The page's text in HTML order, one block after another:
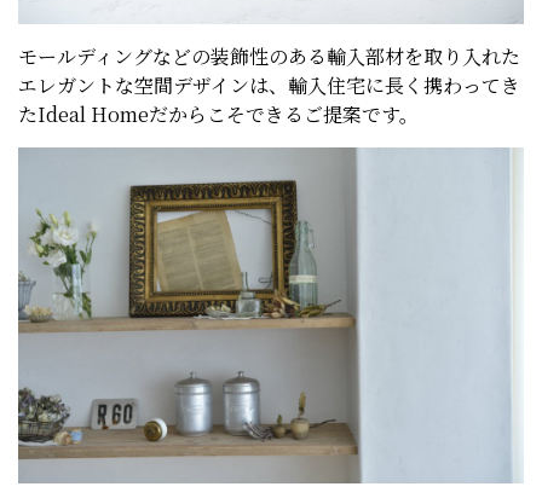
モールディングなどの装飾性のある輸入部材を取り入れた
エレガントな空間デザインは、輸入住宅に長く携わってき
たIdeal Homeだからこそできるご提案です。